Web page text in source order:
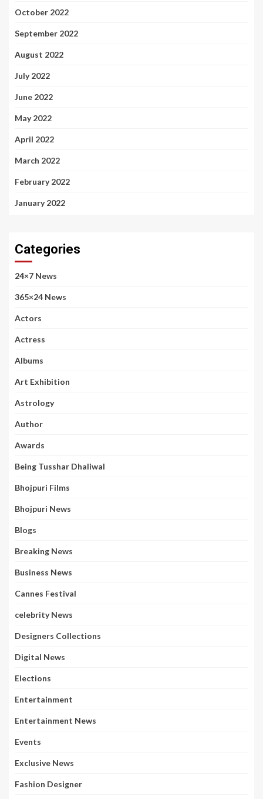
October 2022
September 2022
August 2022
July 2022
June 2022
May 2022
April 2022
March 2022
February 2022
January 2022
Categories
24×7 News
365×24 News
Actors
Actress
Albums
Art Exhibition
Astrology
Author
Awards
Being Tusshar Dhaliwal
Bhojpuri Films
Bhojpuri News
Blogs
Breaking News
Business News
Cannes Festival
celebrity News
Designers Collections
Digital News
Elections
Entertainment
Entertainment News
Events
Exclusive News
Fashion Designer